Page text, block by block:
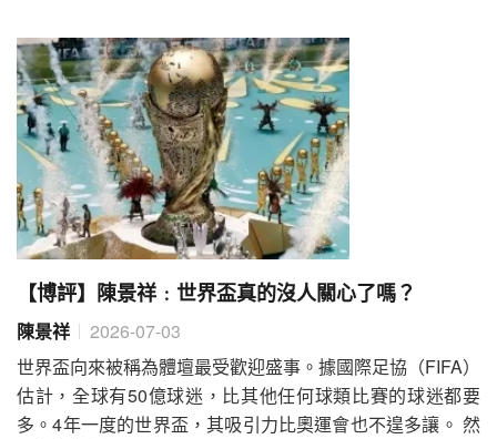
【博評】陳景祥﹕世界盃真的沒人關心了嗎？
陳景祥
2026-07-03
世界盃向來被稱為體壇最受歡迎盛事。據國際足協（FIFA）
估計，全球有50億球迷，比其他任何球類比賽的球迷都要
多。4年一度的世界盃，其吸引力比奧運會也不遑多讓。 然